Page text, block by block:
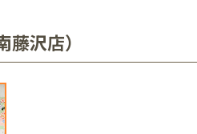
日 プロフィール写真・宣材写真
沢店）